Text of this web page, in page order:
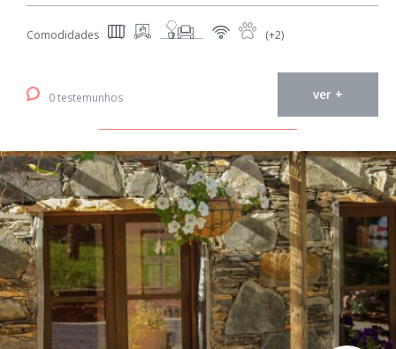
Comodidades (+2)
0 testemunhos ver +